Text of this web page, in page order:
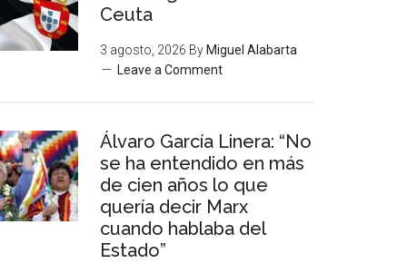
Ceuta
3 agosto, 2026 By Miguel Alabarta
Leave a Comment
Álvaro García Linera: “No
se ha entendido en más
de cien años lo que
quería decir Marx
cuando hablaba del
Estado”